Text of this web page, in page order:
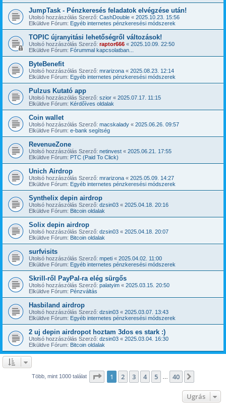
JumpTask - Pénzkeresés feladatok elvégzése után!
Utolsó hozzászólás Szerző: CashDouble « 2025.10.23. 15:56
Elküldve Fórum: Egyéb internetes pénzkeresési módszerek
TOPIC újranyitási lehetőségről változások!
Utolsó hozzászólás Szerző: raptor666 « 2025.10.09. 22:50
Elküldve Fórum: Fórummal kapcsolatban...
ByteBenefit
Utolsó hozzászólás Szerző: mrarizona « 2025.08.23. 12:14
Elküldve Fórum: Egyéb internetes pénzkeresési módszerek
Pulzus Kutató app
Utolsó hozzászólás Szerző: szior « 2025.07.17. 11:15
Elküldve Fórum: Kérdőíves oldalak
Coin wallet
Utolsó hozzászólás Szerző: macskalady « 2025.06.26. 09:57
Elküldve Fórum: e-bank segítség
RevenueZone
Utolsó hozzászólás Szerző: netinvest « 2025.06.21. 17:55
Elküldve Fórum: PTC (Paid To Click)
Unich Airdrop
Utolsó hozzászólás Szerző: mrarizona « 2025.05.09. 14:27
Elküldve Fórum: Egyéb internetes pénzkeresési módszerek
Synthelix depin airdrop
Utolsó hozzászólás Szerző: dzsin03 « 2025.04.18. 20:16
Elküldve Fórum: Bitcoin oldalak
Solix depin airdrop
Utolsó hozzászólás Szerző: dzsin03 « 2025.04.18. 20:07
Elküldve Fórum: Bitcoin oldalak
surfvisits
Utolsó hozzászólás Szerző: mpeti « 2025.04.02. 11:00
Elküldve Fórum: Egyéb internetes pénzkeresési módszerek
Skrill-ről PayPal-ra elég sürgős
Utolsó hozzászólás Szerző: palatyim « 2025.03.15. 20:50
Elküldve Fórum: Pénzváltás
Hasbiland airdrop
Utolsó hozzászólás Szerző: dzsin03 « 2025.03.07. 13:43
Elküldve Fórum: Egyéb internetes pénzkeresési módszerek
2 uj depin airdropot hoztam 3dos es stark :)
Utolsó hozzászólás Szerző: dzsin03 « 2025.03.04. 16:30
Elküldve Fórum: Bitcoin oldalak
Több, mint 1000 találat Oldal:1 40
1 2 3 4 5 40
Ugrás